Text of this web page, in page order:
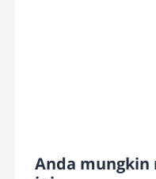
Anda mungkin